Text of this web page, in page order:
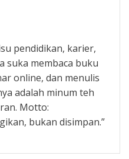
pendidikan, karier,
suka membaca buku
online, dan menulis
adalah minum teh
Motto:
bukan disimpan.”